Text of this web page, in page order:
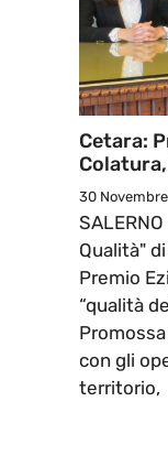
Cetara:
30
Qualità"
Premio
“qualità
con gli
territorio,